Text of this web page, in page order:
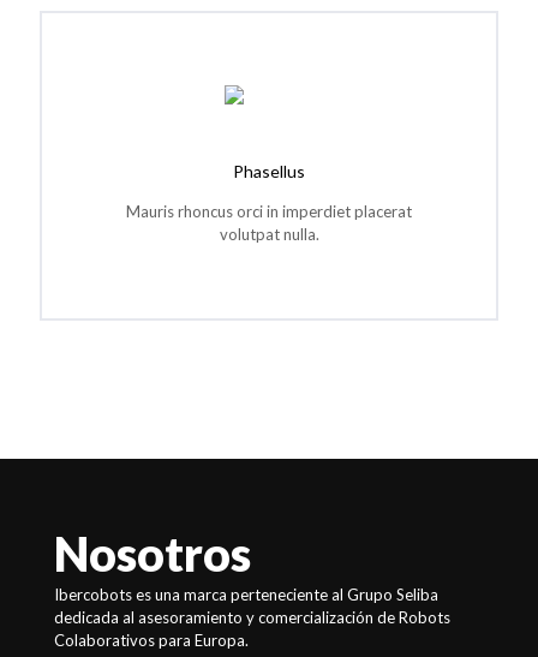
Phasellus
Mauris rhoncus orci in imperdiet placerat
volutpat nulla.
Nosotros
Ibercobots es una marca perteneciente al Grupo Seliba
dedicada al asesoramiento y comercialización de Robots
Colaborativos para Europa.